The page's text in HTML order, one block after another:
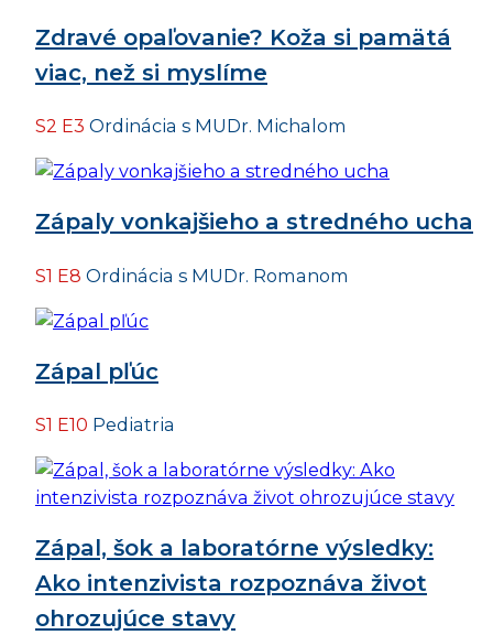
Zdravé opaľovanie? Koža si pamätá
viac, než si myslíme
S2 E3 Ordinácia s MUDr. Michalom
Zápaly vonkajšieho a stredného ucha
S1 E8 Ordinácia s MUDr. Romanom
Zápal pľúc
S1 E10 Pediatria
Zápal, šok a laboratórne výsledky:
Ako intenzivista rozpoznáva život
ohrozujúce stavy